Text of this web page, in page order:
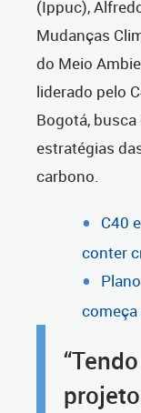
(Ippuc),
Mudanças
do Meio
liderado pelo
Bogotá,
estratégias
carbono.
C40
conter
começa